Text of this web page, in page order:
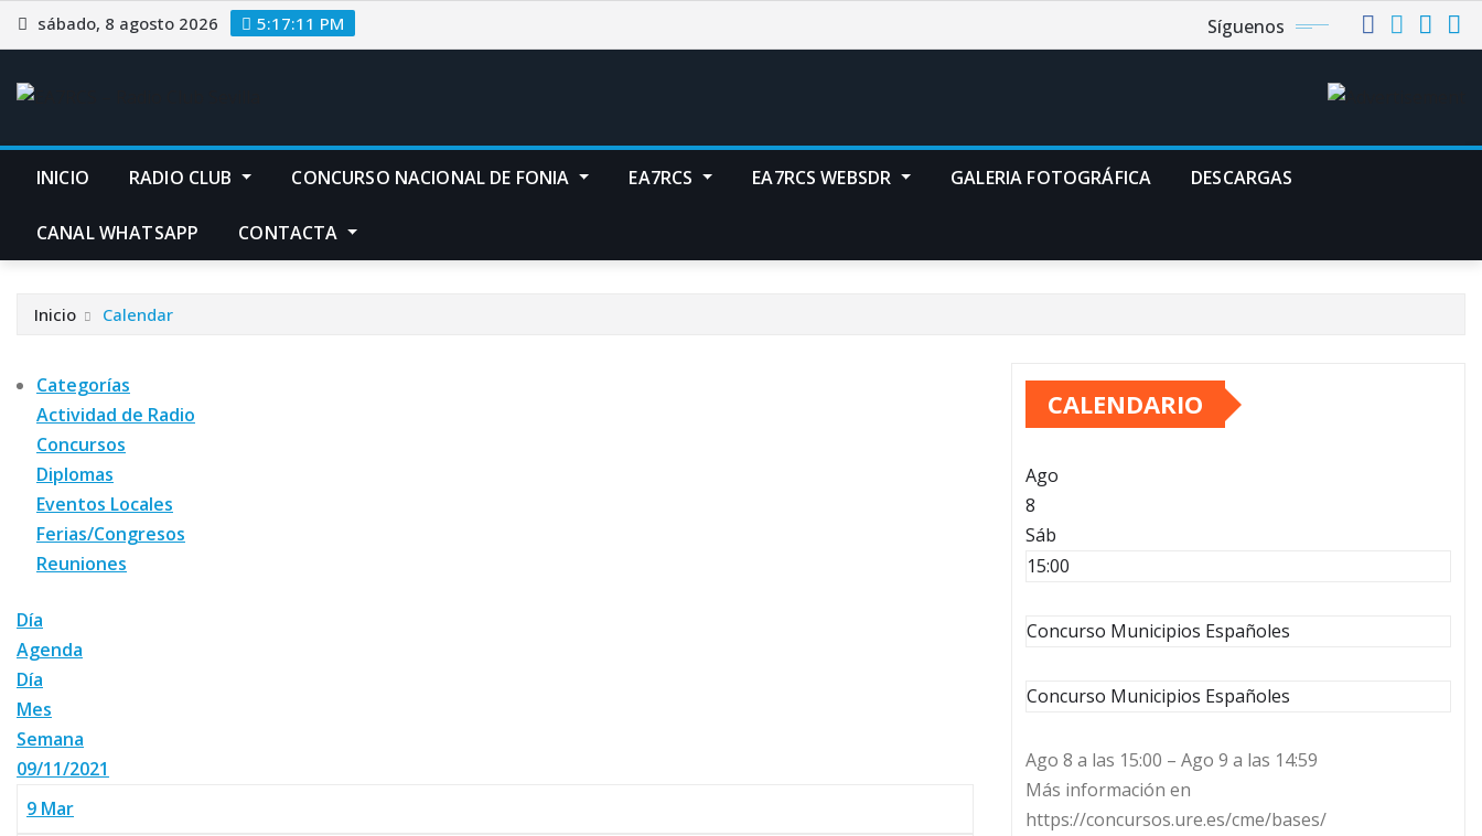
Saltar
al
sábado, 8 agosto 2026 5:17:12 PM Síguenos
INICIO RADIO CLUB CONCURSO NACIONAL DE FONIA EA7RCS EA7RCS WEBSDR GALERIA FOTOGRÁFICA DESCARGAS
CANAL WHATSAPP CONTACTA
Inicio Calendar
Categorías
Actividad de Radio
Concursos
Diplomas
Eventos Locales
Ferias/Congresos
Reuniones
Día
Agenda
Día
Mes
Semana
09/11/2021
9 Mar
CALENDARIO
Ago
8
Sáb
15:00
Concurso Municipios Españoles
Concurso Municipios Españoles
Ago 8 a las 15:00 – Ago 9 a las 14:59
Más información en
https://concursos.ure.es/cme/bases/